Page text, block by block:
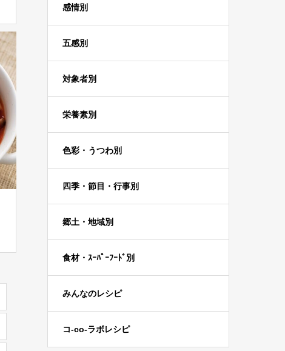
感情別
五感別
対象者別
栄養素別
色彩・うつわ別
四季・節目・行事別
郷土・地域別
食材・ｽｰﾊﾟｰﾌｰﾄﾞ別
みんなのレシピ
コ-co-ラボレシピ